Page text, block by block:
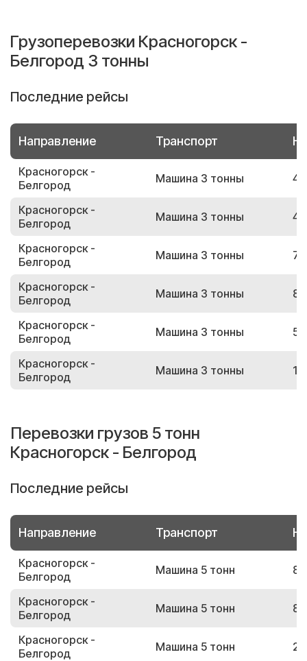
Грузоперевозки Красногорск -
Белгород 3 тонны
Последние рейсы
Направление Транспорт
Красногорск -
Белгород
Машина 3 тонны
Красногорск -
Белгород
Машина 3 тонны
Красногорск -
Белгород
Машина 3 тонны
Красногорск -
Белгород
Машина 3 тонны
Красногорск -
Белгород
Машина 3 тонны
Красногорск -
Белгород
Машина 3 тонны
Перевозки грузов 5 тонн
Красногорск - Белгород
Последние рейсы
Направление Транспорт
Красногорск -
Белгород
Машина 5 тонн
Красногорск -
Белгород
Машина 5 тонн
Красногорск -
Белгород
Машина 5 тонн